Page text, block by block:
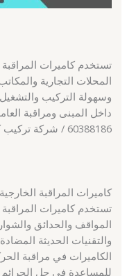
تستخدم كاميرات المراقبة
المحلات التجارية
وسهولة التركيب
داخل المبنى ومراقبة
60388186 / شركة تركيب كاميرات مراقبة حطين
كاميرات المراقبة
تستخدم كاميرات
المواقف والحدائق
والتقنيات الحديثة
الكاميرات في مراقبة
للمساعدة في حل الجرائم